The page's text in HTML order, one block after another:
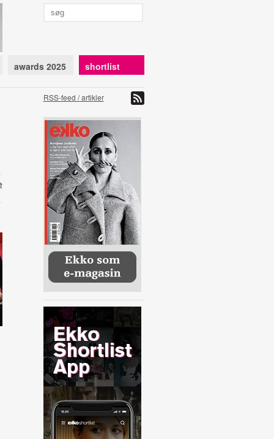
awards 2025 shortlist
RSS-feed / artikler